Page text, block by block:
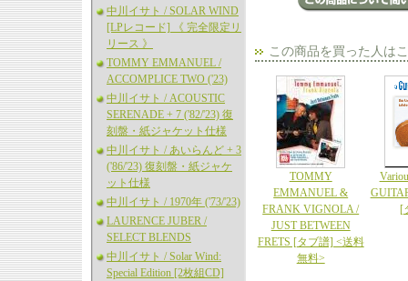
中川イサト / SOLAR WIND
[LPレコード] 《 完全限定リ
リース 》
TOMMY EMMANUEL /
ACCOMPLICE TWO ('23)
中川イサト / ACOUSTIC
SERENADE + 7 ('82/'23) 復
刻盤・紙ジャケット仕様
中川イサト / あいらんど + 3
('86/'23) 復刻盤・紙ジャケ
ット仕様
中川イサト / 1970年 ('73/'23)
LAURENCE JUBER /
SELECT BLENDS
中川イサト / Solar Wind:
Special Edition [2枚組CD]
この商品を買った人は
TOMMY
EMMANUEL &
FRANK VIGNOLA /
JUST BETWEEN
FRETS [タブ譜] <送料
無料>
[